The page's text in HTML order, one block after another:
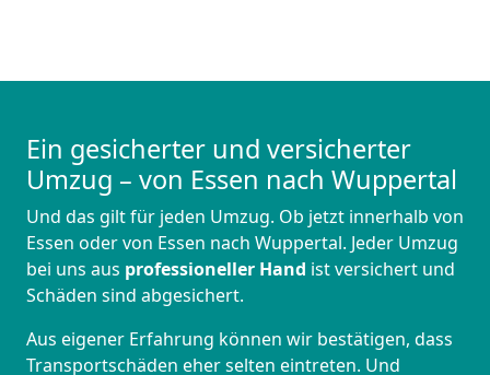
Ein gesicherter und versicherter
Umzug – von Essen nach Wuppertal
Und das gilt für jeden Umzug. Ob jetzt innerhalb von
Essen oder von Essen nach Wuppertal. Jeder Umzug
bei uns aus professioneller Hand ist versichert und
Schäden sind abgesichert.
Aus eigener Erfahrung können wir bestätigen, dass
Transportschäden eher selten eintreten. Und